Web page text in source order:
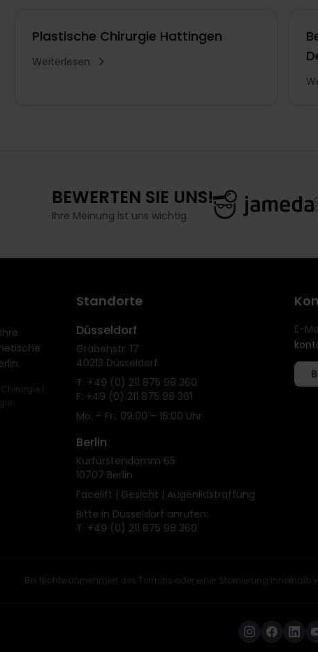
Plastische Chirurgie Hattingen
Weiterlesen
BEWERTEN SIE UNS!
Ihre Meinung ist uns wichtig
|
Standorte
Düsseldorf
Grabenstr. 17
40213 Düsseldorf
T: +49 (0) 211 875 98 360
F: +49 (0) 211 875 98 361
Mo. – Fr.: 09:00 – 18:00 Uhr
Berlin
Kurfürstendamm 65
10707 Berlin
Facelift | Gesicht | Augenlidstraffung
Bitte in Düsseldorf anrufen:
T: +49 (0) 211 875 98 360
E-
Bei Nichtwahrnehmen des Termins oder einer Stornierung